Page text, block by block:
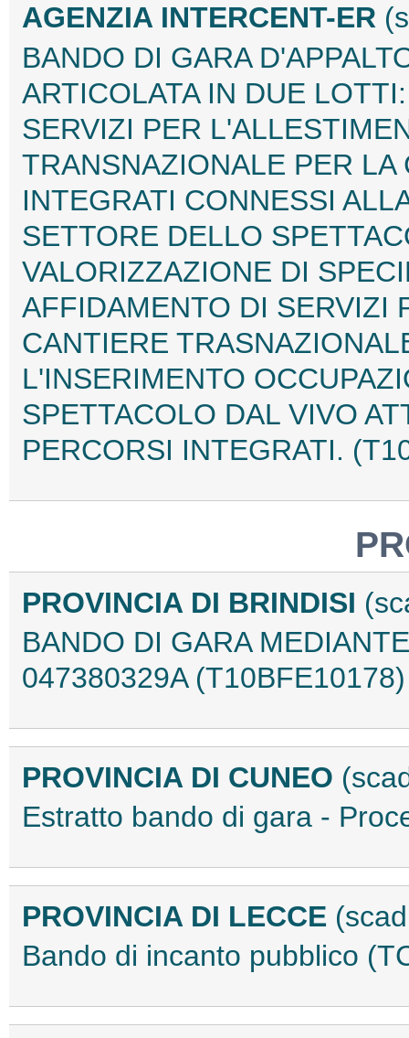
AGENZIA INTERCENT-ER
BANDO DI GARA
ARTICOLATA IN DUE
SERVIZI PER
TRANSNAZIONALE PER
INTEGRATI CONNESSI
SETTORE DELLO
VALORIZZAZIONE DI
AFFIDAMENTO DI SERVIZI
CANTIERE
L'INSERIMENTO
SPETTACOLO DAL VIVO
PERCORSI INTEGRATI.
PROVINCIA DI BRINDISI
BANDO DI GARA
047380329A (T10BFE10178)
PROVINCIA DI CUNEO
Estratto bando di gara -
PROVINCIA DI LECCE
Bando di incanto pubblico